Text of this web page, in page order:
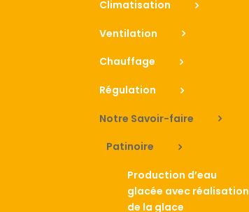
Climatisation
Ventilation
Chauffage
Régulation
Notre Savoir-faire
Patinoire
Production d’eau
glacée avec réalisation
de la glace